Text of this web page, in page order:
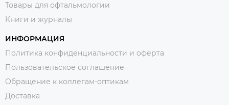
Товары для офтальмологии
Книги и журналы
ИНФОРМАЦИЯ
Политика конфиденциальности и оферта
Пользовательское соглашение
Обращение к коллегам-оптикам
Доставка